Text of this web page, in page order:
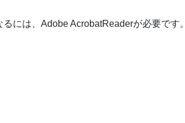
には、Adobe AcrobatReaderが必要です。